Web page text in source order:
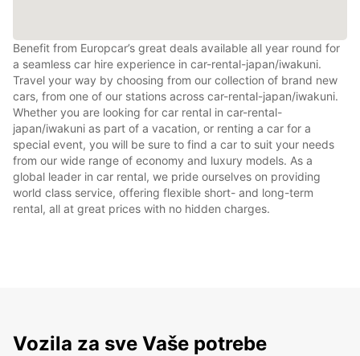
Benefit from Europcar’s great deals available all year round for
a seamless car hire experience in car-rental-japan/iwakuni.
Travel your way by choosing from our collection of brand new
cars, from one of our stations across car-rental-japan/iwakuni.
Whether you are looking for car rental in car-rental-
japan/iwakuni as part of a vacation, or renting a car for a
special event, you will be sure to find a car to suit your needs
from our wide range of economy and luxury models. As a
global leader in car rental, we pride ourselves on providing
world class service, offering flexible short- and long-term
rental, all at great prices with no hidden charges.
Vozila za sve Vaše potrebe